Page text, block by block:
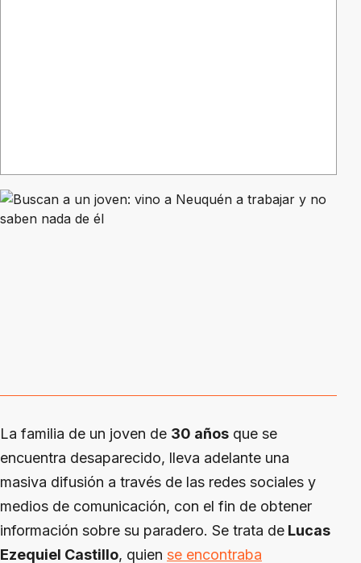
La familia de un joven de 30 años que se
encuentra desaparecido, lleva adelante una
masiva difusión a través de las redes sociales y
medios de comunicación, con el fin de obtener
información sobre su paradero. Se trata de Lucas
Ezequiel Castillo, quien se encontraba